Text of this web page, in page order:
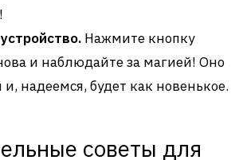
Нажмите кнопку
и наблюдайте за магией! Оно
надеемся, будет как новенькое.
советы для